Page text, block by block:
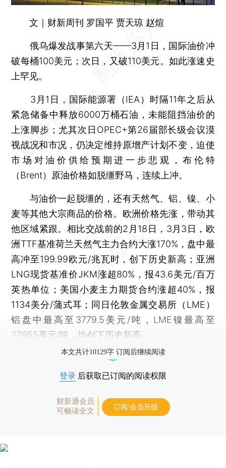
文｜财新周刊 罗国平 贾天琼 赵煊
俄乌爆发战事第六天——3月1日，国际油价冲
破每桶100美元；次日，又破110美元。如此涨速史
上罕见。
3月1日，国际能源署（IEA）时隔11年之后从
紧急储备中释放6000万桶石油，未能阻挡油价的
上涨脚步；尤其次日OPEC+第26届部长级会议漠
视战况和市况，仍决定维持原增产计划不变，迫使
市场对油价供给预期进一步悲观，布伦特
（Brent）原油价格如脱缰野马，连续上冲。
与油价一起脱缰的，还有天然气、铝、镍、小
麦等其他大宗商品的价格。欧洲价格先涨，带动其
他区域紧跟。相比交战前的2月18日，3月3日，欧
洲TTF基准荷兰天然气主力合约大涨170%，盘中最
高冲至199.99欧元/兆瓦时，创下历史新高；亚洲
LNG现货基准价JKM涨超80%，报43.6美元/百万
英热单位；美国小麦主力期货合约涨超40%，报
1134美分/蒲式耳；同日伦敦金属交易所（LME）
铝盘中最高至3779.5美元/吨，LME镍最高至
27955美元/吨，均创下历史新高。
本文共计10129字 订阅后继续阅读
登录 后获取已订阅的阅读权限
财新通会员
可畅读全文
订阅/会员升级